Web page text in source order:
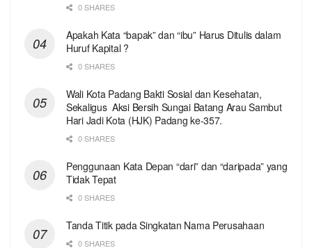
0 SHARES
Apakah Kata “bapak” dan “ibu” Harus Ditulis dalam
Huruf Kapital ?
0 SHARES
Wali Kota Padang Bakti Sosial dan Kesehatan,
Sekaligus Aksi Bersih Sungai Batang Arau Sambut
Hari Jadi Kota (HJK) Padang ke-357.
0 SHARES
Penggunaan Kata Depan “dari” dan “daripada” yang
Tidak Tepat
0 SHARES
Tanda Titik pada Singkatan Nama Perusahaan
0 SHARES